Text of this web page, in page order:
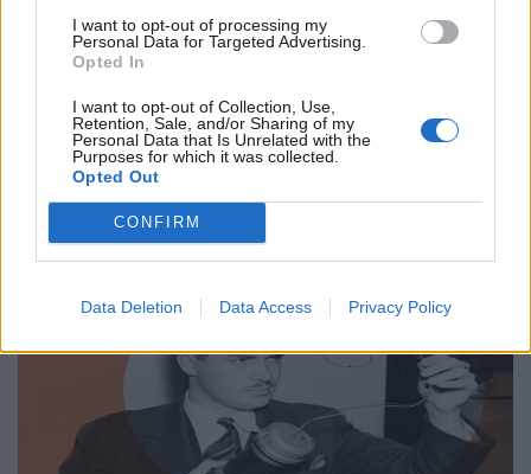
I want to opt-out of processing my
Personal Data for Targeted Advertising.
Opted In
I want to opt-out of Collection, Use,
Retention, Sale, and/or Sharing of my
Personal Data that Is Unrelated with the
Purposes for which it was collected.
Opted Out
CONFIRM
Data Deletion Data Access Privacy Policy
Από τον Άρη μέχρι το μέλλον: Τι ψάχνουμε
πραγματικά στο διάστημα
31.03.26
Η κουβέντα για το Διάστημα είναι πάντα ανοιχτή κι ας
μονοπωλεί σήμερα ο πόλεμος. Ας δούμε μία ενδιαφέρουσα
προσέγγιση.